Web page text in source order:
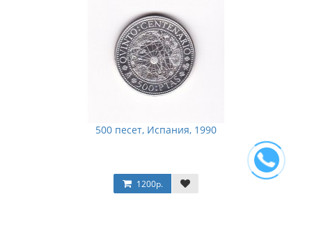
500 песет, Испания, 1990
1200р.